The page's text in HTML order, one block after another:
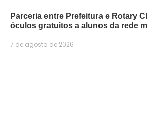
Parceria entre Prefeitura e Rotary
óculos gratuitos a alunos da rede
7 de agosto de 2026